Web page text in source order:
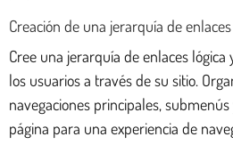
Creación de una jerarquía de enlaces
Cree una jerarquía de enlaces
los usuarios a través de su sitio.
navegaciones principales,
página para una experiencia de